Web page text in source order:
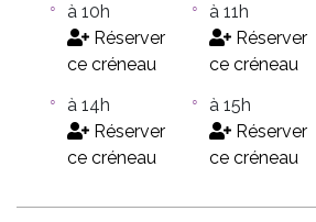
à 10h
Réserver
ce créneau
à 11h
Réserver
ce créneau
à 14h
Réserver
ce créneau
à 15h
Réserver
ce créneau